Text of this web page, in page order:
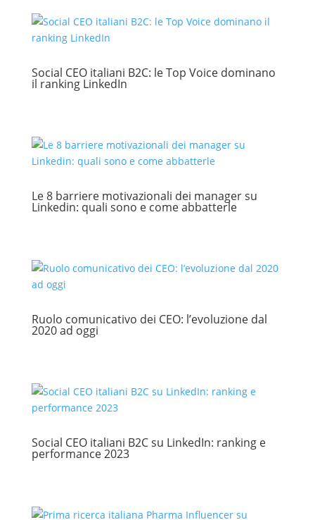
Social CEO italiani B2C: le Top Voice dominano
il ranking LinkedIn
Le 8 barriere motivazionali dei manager su
Linkedin: quali sono e come abbatterle
Ruolo comunicativo dei CEO: l’evoluzione dal
2020 ad oggi
Social CEO italiani B2C su LinkedIn: ranking e
performance 2023